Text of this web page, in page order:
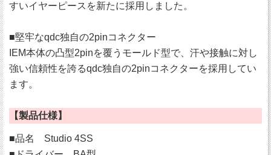
すいイヤーピースを新たに採用しました。
■堅牢なqdc独自の2pinコネクター
IEM本体の凸型2pinを覆うモールド型で、汗や接触に対し
強い信頼性を誇るqdc独自の2pinコネクターを採用してい
ます。
【製品仕様】
■品名 Studio 4SS